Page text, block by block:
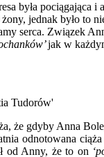
była pociągająca
jednak było to
serca. Związek
jak w
Tudorów'
że gdyby Anna
odnotowana
od Anny, że to on